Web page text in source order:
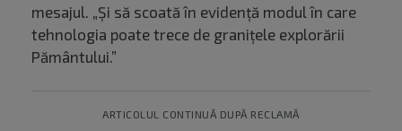
mesajul. „Și să scoată în evidență modul în care
tehnologia poate trece de granițele explorării
Pământului.”
ARTICOLUL CONTINUĂ DUPĂ RECLAMĂ